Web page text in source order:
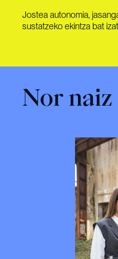
Jostea autonomia,
sustatzeko ekintza bat
Nor naiz